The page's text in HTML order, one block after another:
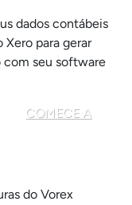
dados contábeis
Xero para gerar
com seu software
COMECE A
do Vorex